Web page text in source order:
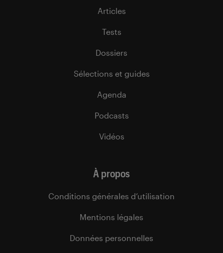
Articles
Tests
Dossiers
Sélections et guides
Agenda
Podcasts
Vidéos
À propos
Conditions générales d’utilisation
Mentions légales
Données personnelles